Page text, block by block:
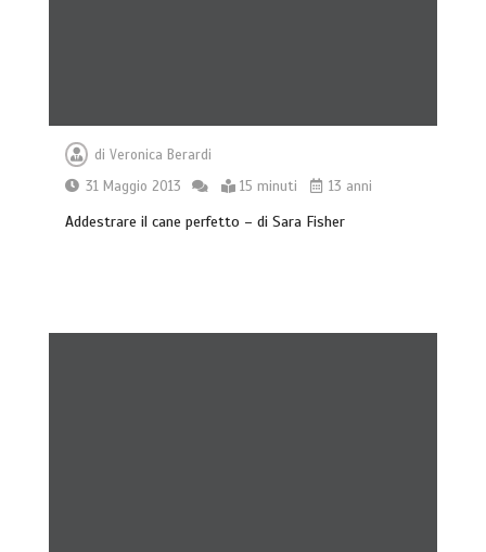
diVeronica Berardi
31 Maggio 2013
15 minuti 13 anni
Addestrare il cane perfetto – di Sara Fisher